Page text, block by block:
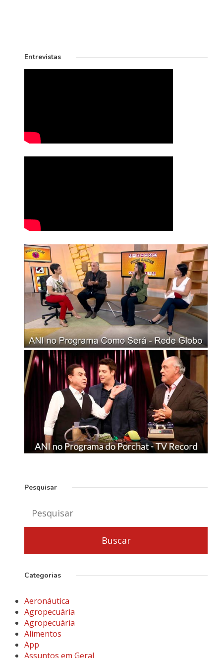
Entrevistas
Pesquisar
Categorias
Aeronáutica
Agropecuária
Agropecuária
Alimentos
App
Assuntos em Geral